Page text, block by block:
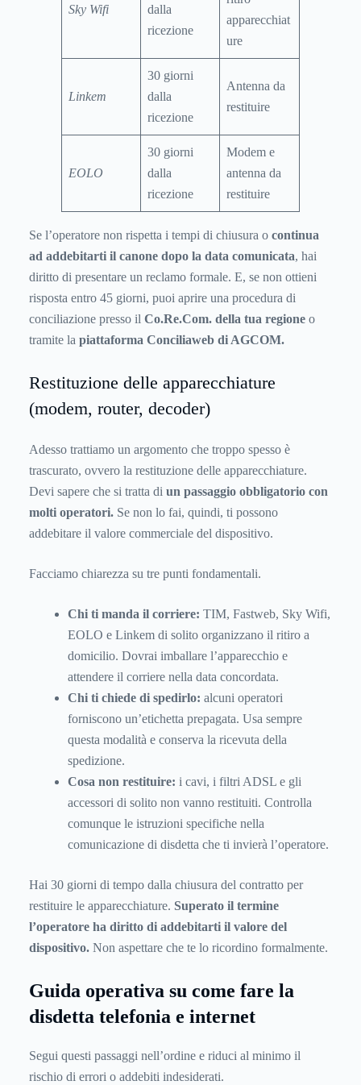
Sky Wifi
dalla
ricezione
apparecchiat
ure
Linkem
30 giorni
dalla
ricezione
Antenna da
restituire
EOLO
30 giorni
dalla
ricezione
Modem e
antenna da
restituire
Se l’operatore non rispetta i tempi di chiusura o continua
ad addebitarti il canone dopo la data comunicata, hai
diritto di presentare un reclamo formale. E, se non ottieni
risposta entro 45 giorni, puoi aprire una procedura di
conciliazione presso il Co.Re.Com. della tua regione o
tramite la piattaforma Conciliaweb di AGCOM.
Restituzione delle apparecchiature
(modem, router, decoder)
Adesso trattiamo un argomento che troppo spesso è
trascurato, ovvero la restituzione delle apparecchiature.
Devi sapere che si tratta di un passaggio obbligatorio con
molti operatori. Se non lo fai, quindi, ti possono
addebitare il valore commerciale del dispositivo.
Facciamo chiarezza su tre punti fondamentali.
Chi ti manda il corriere: TIM, Fastweb, Sky Wifi,
EOLO e Linkem di solito organizzano il ritiro a
domicilio. Dovrai imballare l’apparecchio e
attendere il corriere nella data concordata.
Chi ti chiede di spedirlo: alcuni operatori
forniscono un’etichetta prepagata. Usa sempre
questa modalità e conserva la ricevuta della
spedizione.
Cosa non restituire: i cavi, i filtri ADSL e gli
accessori di solito non vanno restituiti. Controlla
comunque le istruzioni specifiche nella
comunicazione di disdetta che ti invierà l’operatore.
Hai 30 giorni di tempo dalla chiusura del contratto per
restituire le apparecchiature. Superato il termine
l’operatore ha diritto di addebitarti il valore del
dispositivo. Non aspettare che te lo ricordino formalmente.
Guida operativa su come fare la
disdetta telefonia e internet
Segui questi passaggi nell’ordine e riduci al minimo il
rischio di errori o addebiti indesiderati.